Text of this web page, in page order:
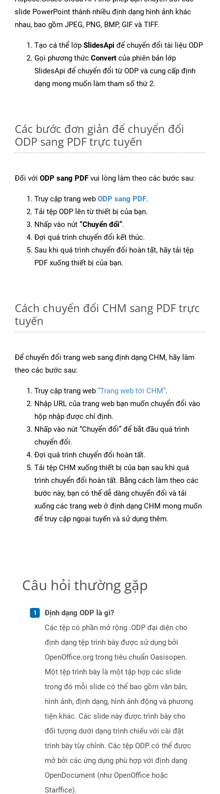
slide PowerPoint thành nhiều định dạng hình ảnh khác
nhau, bao gồm JPEG, PNG, BMP, GIF và TIFF.
Tạo cá thể lớp SlidesApi để chuyển đổi tài liệu ODP
Gọi phương thức Convert của phiên bản lớp
SlidesApi để chuyển đổi từ ODP và cung cấp định
dạng mong muốn làm tham số thứ 2.
Các bước đơn giản để chuyển đổi
ODP sang PDF trực tuyến
Đối với ODP sang PDF vui lòng làm theo các bước sau:
Truy cập trang web ODP sang PDF.
Tải tệp ODP lên từ thiết bị của bạn.
Nhấp vào nút “Chuyển đổi”.
Đợi quá trình chuyển đổi kết thúc.
Sau khi quá trình chuyển đổi hoàn tất, hãy tải tệp
PDF xuống thiết bị của bạn.
Cách chuyển đổi CHM sang PDF trực
tuyến
Để chuyển đổi trang web sang định dạng CHM, hãy làm
theo các bước sau:
Truy cập trang web “Trang web tới CHM”.
Nhập URL của trang web bạn muốn chuyển đổi vào
hộp nhập được chỉ định.
Nhấp vào nút “Chuyển đổi” để bắt đầu quá trình
chuyển đổi.
Đợi quá trình chuyển đổi hoàn tất.
Tải tệp CHM xuống thiết bị của bạn sau khi quá
trình chuyển đổi hoàn tất. Bằng cách làm theo các
bước này, bạn có thể dễ dàng chuyển đổi và tải
xuống các trang web ở định dạng CHM mong muốn
để truy cập ngoại tuyến và sử dụng thêm.
Câu hỏi thường gặp
Định dạng ODP là gì?
Các tệp có phần mở rộng .ODP đại diện cho
định dạng tệp trình bày được sử dụng bởi
OpenOffice.org trong tiêu chuẩn Oasisopen.
Một tệp trình bày là một tập hợp các slide
trong đó mỗi slide có thể bao gồm văn bản,
hình ảnh, định dạng, hình ảnh động và phương
tiện khác. Các slide này được trình bày cho
đối tượng dưới dạng trình chiếu với cài đặt
trình bày tùy chỉnh. Các tệp ODP có thể được
mở bởi các ứng dụng phù hợp với định dạng
OpenDocument (như OpenOffice hoặc
Starffice).